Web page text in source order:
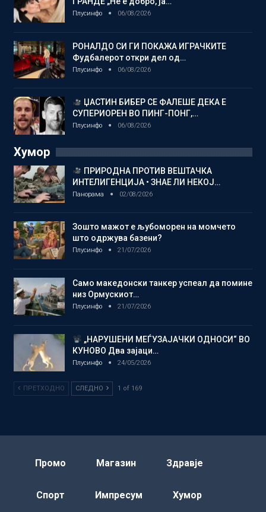
Плусинфо 06/08/2026
РОНАЛДО СИ ГИ ПОКАЖА ИГРАЧКИТЕ
Фудбалерот откри дел од…
Плусинфо 06/08/2026
ЏАСТИН БИБЕР СЕ ФАЛЕШЕ ДЕКА Е
СУПЕРИОРЕН ВО ПИНГ-ПОНГ,…
Плусинфо 06/08/2026
Хумор
ПРИРОДНА ПРОТИВ ВЕШТАЧКА
ИНТЕЛИГЕНЦИЈА • ЗНАЕ ЛИ НЕКОЈ…
Панорама 02/08/2026
Зошто мажот е љубоморен на момчето
што одржува базени?
Плусинфо 21/07/2026
Само македонски танкер успеал да помине
низ Ормускиот…
Плусинфо 21/07/2026
„НАРУШЕНИ МЕЃУЗАЈАЧКИ ОДНОСИ“ ВО
КУНОВО Два зајаци…
Плусинфо 24/05/2026
ПРЕТХОДНО СЛЕДНО 1 of 169
Промо Магазин Здравје
Спорт Импресум Хумор